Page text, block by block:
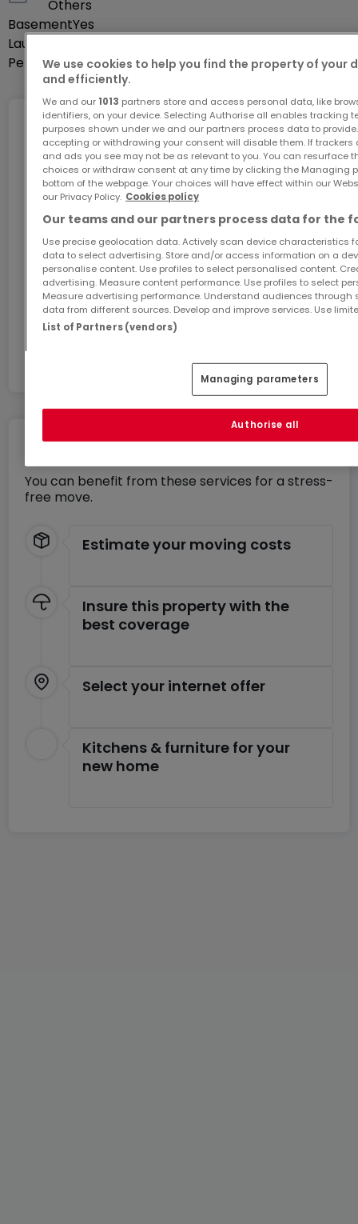
Others
BasementYes
Laundry room
Pets allowedYes
Internet
GiGA internet: internet at home
Get 1 month of free internet with the code
ATHOME26 on Luxembourg’s fastest network.
Go for it
In partnership with
You can benefit from these services for a stress-
free move.
Estimate your moving costs
Insure this property with the
best coverage
Select your internet offer
Kitchens & furniture for your
new home
We use cookies to help you find the property of your
and efficiently.
We and our 1013 partners store and access personal data, like
identifiers, on your device. Selecting Authorise all enables tracking
purposes shown under we and our partners process data to
accepting or withdrawing your consent will disable them. If
and ads you see may not be as relevant to you. You can resurface
choices or withdraw consent at any time by clicking the Managing
bottom of the webpage. Your choices will have effect within our
our Privacy Policy. Cookies policy
Our teams and our partners process data for the
Use precise geolocation data. Actively scan device characteristics
data to select advertising. Store and/or access information on a
personalise content. Use profiles to select personalised content.
advertising. Measure content performance. Use profiles to select
Measure advertising performance. Understand audiences
data from different sources. Develop and improve services. Use
List of Partners (vendors)
Managing parameters
Authorise all